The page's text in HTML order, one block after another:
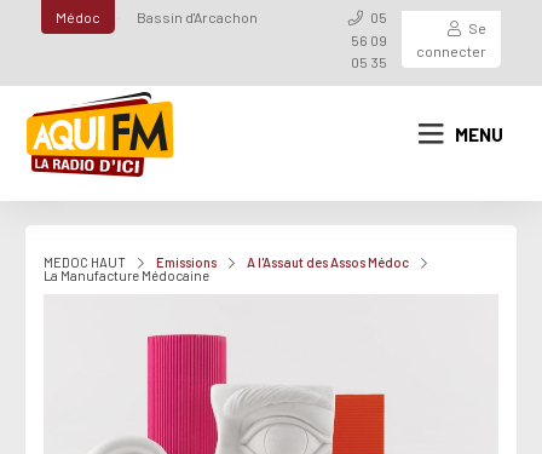
Médoc Bassin d'Arcachon
05
56 09
05 35
Se
connecter
MENU
MEDOC HAUT Emissions
A l'Assaut des Assos Médoc
La Manufacture Médocaine